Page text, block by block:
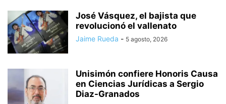
José Vásquez, el bajista que
revolucionó el vallenato
Jaime Rueda - 5 agosto, 2026
Unisimón confiere Honoris Causa
en Ciencias Jurídicas a Sergio
Diaz-Granados